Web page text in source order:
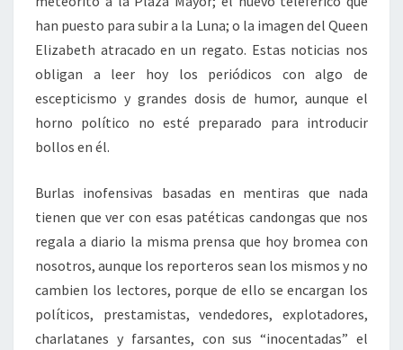
han puesto para subir a la Luna; o la imagen del Queen
Elizabeth atracado en un regato. Estas noticias nos
obligan a leer hoy los periódicos con algo de
escepticismo y grandes dosis de humor, aunque el
horno político no esté preparado para introducir
bollos en él.
Burlas inofensivas basadas en mentiras que nada
tienen que ver con esas patéticas candongas que nos
regala a diario la misma prensa que hoy bromea con
nosotros, aunque los reporteros sean los mismos y no
cambien los lectores, porque de ello se encargan los
políticos, prestamistas, vendedores, explotadores,
charlatanes y farsantes, con sus “inocentadas” el